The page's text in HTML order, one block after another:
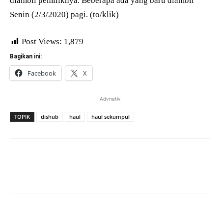
Senin (2/3/2020) pagi. (to/klik)
Post Views: 1,879
Bagikan ini:
Facebook X
Advnativ
TOPIK dishub haul haul sekumpul